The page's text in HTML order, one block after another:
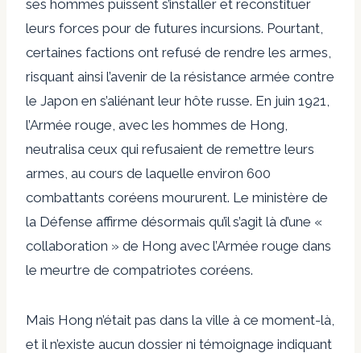
ses hommes puissent s’installer et reconstituer
leurs forces pour de futures incursions. Pourtant,
certaines factions ont refusé de rendre les armes,
risquant ainsi l’avenir de la résistance armée contre
le Japon en s’aliénant leur hôte russe. En juin 1921,
l’Armée rouge, avec les hommes de Hong,
neutralisa ceux qui refusaient de remettre leurs
armes, au cours de laquelle environ 600
combattants coréens moururent. Le ministère de
la Défense affirme désormais qu’il s’agit là d’une «
collaboration » de Hong avec l’Armée rouge dans
le meurtre de compatriotes coréens.
Mais Hong n’était pas dans la ville à ce moment-là,
et il n’existe aucun dossier ni témoignage indiquant